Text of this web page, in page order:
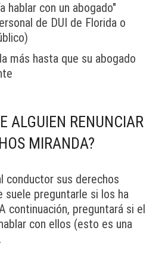
hablar con un abogado"
de DUI de Florida o
más hasta que su abogado
ALGUIEN RENUNCIAR
MIRANDA?
conductor sus derechos
suele preguntarle si los ha
continuación, preguntará si el
con ellos (esto es una